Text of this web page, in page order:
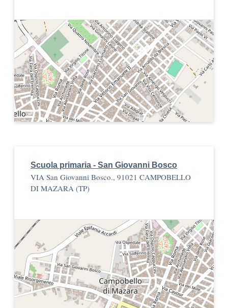
Scuola primaria - San Giovanni Bosco
VIA San Giovanni Bosco., 91021 CAMPOBELLO
DI MAZARA (TP)